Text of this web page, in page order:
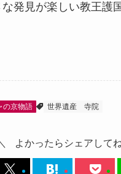
な発見が楽しい教王護
の京物語 世界遺産 寺院
よかったらシェアしてね